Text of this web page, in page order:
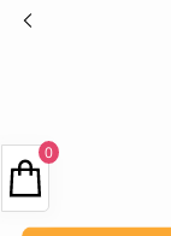
אספקה
0